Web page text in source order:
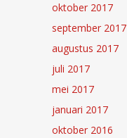
oktober 2017
september 2017
augustus 2017
juli 2017
mei 2017
januari 2017
oktober 2016